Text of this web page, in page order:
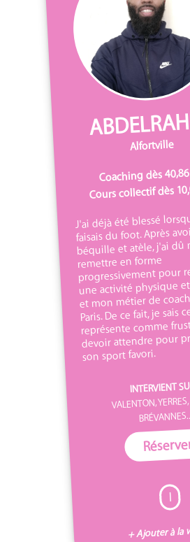
Alfortville
Coaching dès
Cours collectif dès
J'ai déjà été blessé
faisais du foot. Après
béquille et atèle, j'ai dû
remettre en forme
progressivement pour
une activité physique
et mon métier de
Paris. De ce fait, je sais
représente comme
devoir attendre pour
son sport favori.
INTERVIENT
VALENTON,
I
+ Ajouter à la